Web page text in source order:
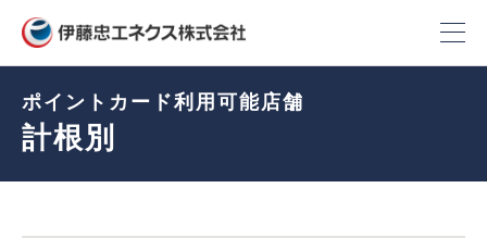
ポイントカード利用可能店舗
計根別